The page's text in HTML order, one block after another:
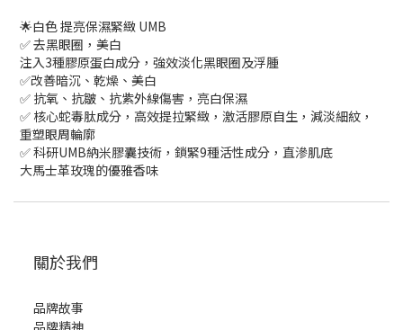
🌟白色 提亮保濕緊緻 UMB
✅ 去黑眼圈，美白
注入3種膠原蛋白成分，強效淡化黑眼圈及浮腫
✅改善暗沉、乾燥、美白
✅ 抗氧、抗皺、抗紫外線傷害，亮白保濕
✅ 核心蛇毒肽成分，高效提拉緊緻，激活膠原自生，減淡細紋，
重塑眼周輪廓
✅ 科研UMB納米膠囊技術，鎖緊9種活性成分，直滲肌底
大馬士革玫瑰的優雅香味
關於我們
品牌故事
品牌精神